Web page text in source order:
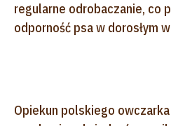
regularne odrobaczanie, co
odporność psa w dorosłym
Opiekun polskiego